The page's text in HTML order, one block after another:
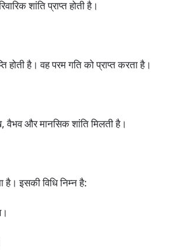
शांति प्राप्त होती है।
होती है। वह परम गति को प्राप्त करता है।
वैभव और मानसिक शांति मिलती है।
इसकी विधि निम्न है: